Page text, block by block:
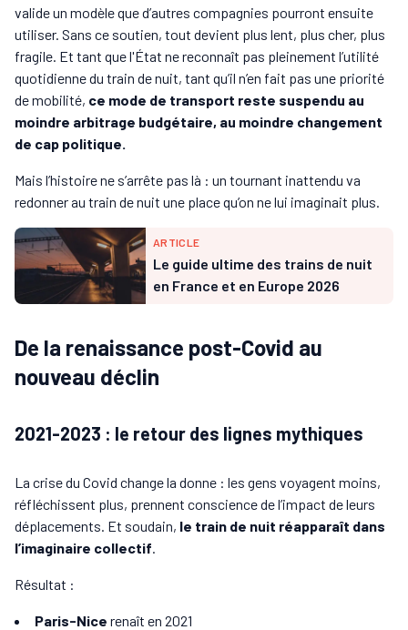
valide un modèle que d’autres compagnies pourront ensuite
utiliser. Sans ce soutien, tout devient plus lent, plus cher, plus
fragile. Et tant que l'État ne reconnaît pas pleinement l’utilité
quotidienne du train de nuit, tant qu’il n’en fait pas une priorité
de mobilité, ce mode de transport reste suspendu au
moindre arbitrage budgétaire, au moindre changement
de cap politique.
Mais l’histoire ne s’arrête pas là : un tournant inattendu va
redonner au train de nuit une place qu’on ne lui imaginait plus.
ARTICLE
Le guide ultime des trains de nuit
en France et en Europe 2026
De la renaissance post-Covid au
nouveau déclin
2021-2023 : le retour des lignes mythiques
La crise du Covid change la donne : les gens voyagent moins,
réfléchissent plus, prennent conscience de l’impact de leurs
déplacements. Et soudain, le train de nuit réapparaît dans
l’imaginaire collectif
Résultat :
Paris-Nice renaît en 2021